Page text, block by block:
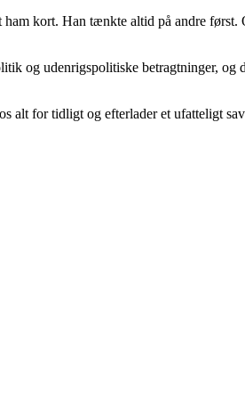
kort. Han tænkte altid på andre først.
og udenrigspolitiske betragtninger, og
alt for tidligt og efterlader et ufatteligt